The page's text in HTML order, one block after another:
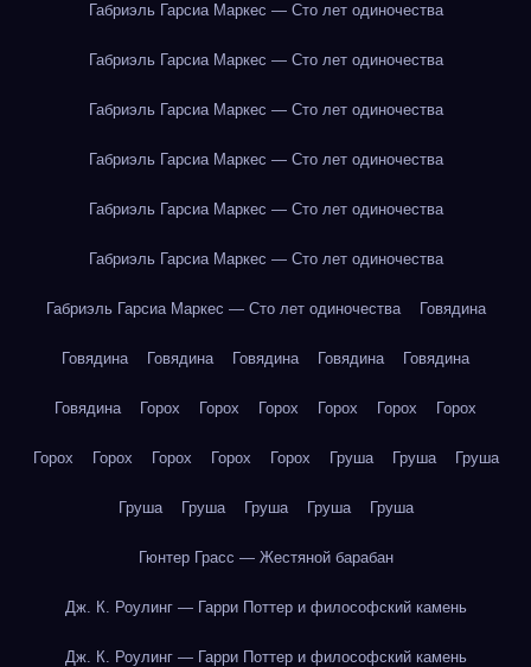
Габриэль Гарсиа Маркес — Сто лет одиночества
Габриэль Гарсиа Маркес — Сто лет одиночества
Габриэль Гарсиа Маркес — Сто лет одиночества
Габриэль Гарсиа Маркес — Сто лет одиночества
Габриэль Гарсиа Маркес — Сто лет одиночества
Габриэль Гарсиа Маркес — Сто лет одиночества
Габриэль Гарсиа Маркес — Сто лет одиночества Говядина
Говядина Говядина Говядина Говядина Говядина
Говядина Горох Горох Горох Горох Горох Горох
Горох Горох Горох Горох Горох Груша Груша Груша
Груша Груша Груша Груша Груша
Гюнтер Грасс — Жестяной барабан
Дж. К. Роулинг — Гарри Поттер и философский камень
Дж. К. Роулинг — Гарри Поттер и философский камень